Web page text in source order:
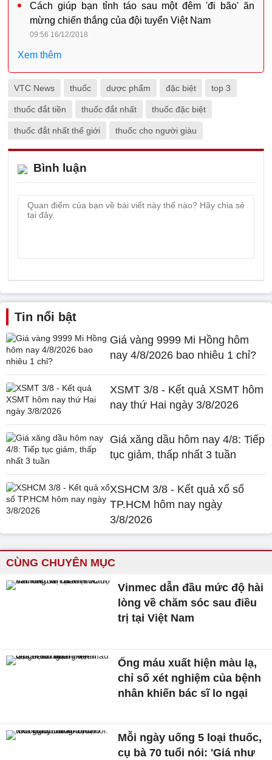
Cách giúp bạn tỉnh táo sau một đêm 'đi bão' ăn
mừng chiến thắng của đội tuyển Việt Nam
09:56 16/12/2018
Xem thêm
VTC News thuốc dược phẩm đặc biệt top 3
thuốc đắt tiền thuốc đắt nhất thuốc đặc biệt
thuốc đắt nhất thế giới thuốc cho người giàu
Bình luận
Tin nổi bật
Giá vàng 9999 Mi Hồng hôm
nay 4/8/2026 bao nhiêu 1 chỉ?
XSMT 3/8 - Kết quả XSMT hôm
nay thứ Hai ngày 3/8/2026
Giá xăng dầu hôm nay 4/8: Tiếp
tục giảm, thấp nhất 3 tuần
XSHCM 3/8 - Kết quả xổ số
TP.HCM hôm nay ngày
3/8/2026
CÙNG CHUYÊN MỤC
Vinmec dẫn đầu mức độ hài
lòng về chăm sóc sau điều
trị tại Việt Nam
Ống máu xuất hiện màu lạ,
chỉ số xét nghiệm của bệnh
nhân khiến bác sĩ lo ngại
Mỗi ngày uống 5 loại thuốc,
cụ bà 70 tuổi nói: 'Giá như